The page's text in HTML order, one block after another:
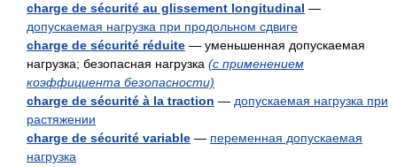
charge de sécurité au glissement longitudinal —
допускаемая нагрузка при продольном сдвиге
charge de sécurité réduite — уменьшенная допускаемая
нагрузка; безопасная нагрузка (с применением
коэффициента безопасности)
charge de sécurité à la traction — допускаемая нагрузка при
растяжении
charge de sécurité variable — переменная допускаемая
нагрузка